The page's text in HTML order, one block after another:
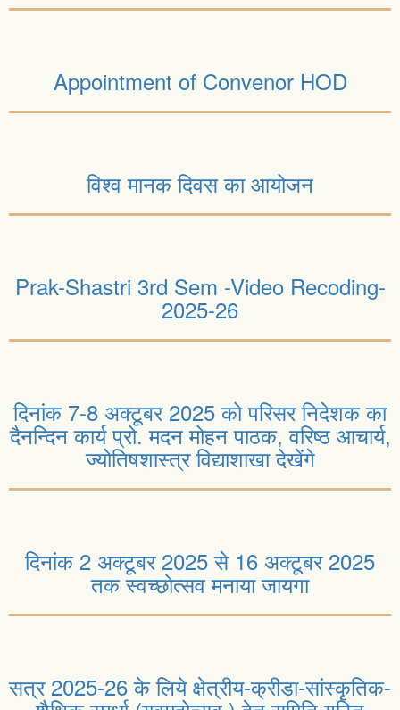
Appointment of Convenor HOD
विश्व मानक दिवस का आयोजन
Prak-Shastri 3rd Sem -Video Recoding-
2025-26
दिनांक 7-8 अक्टूबर 2025 को परिसर निदेशक का
दैनन्दिन कार्य प्रो. मदन मोहन पाठक, वरिष्ठ आचार्य,
ज्योतिषशास्त्र विद्याशाखा देखेंगे
दिनांक 2 अक्टूबर 2025 से 16 अक्टूबर 2025
तक स्वच्छोत्सव मनाया जायगा
सत्र 2025-26 के लिये क्षेत्रीय-क्रीडा-सांस्कृतिक-